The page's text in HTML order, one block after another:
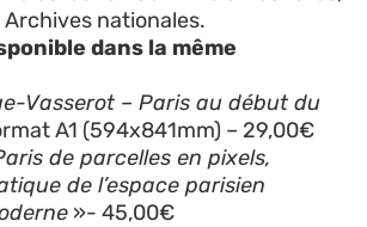
nationales.
dans la même
Vasserot – Paris au début du
A1 (594x841mm) – 29,00€
de parcelles en pixels,
de l’espace parisien
»- 45,00€